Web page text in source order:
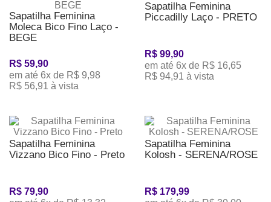
Sapatilha Feminina
Moleca Bico Fino Laço -
BEGE
R$ 59,90
em até 6x de R$ 9,98
R$ 56,91 à vista
Sapatilha Feminina
Piccadilly Laço - PRETO
R$ 99,90
em até 6x de R$ 16,65
R$ 94,91 à vista
Sapatilha Feminina
Vizzano Bico Fino - Preto
R$ 79,90
Sapatilha Feminina
Kolosh - SERENA/ROSE
R$ 179,99